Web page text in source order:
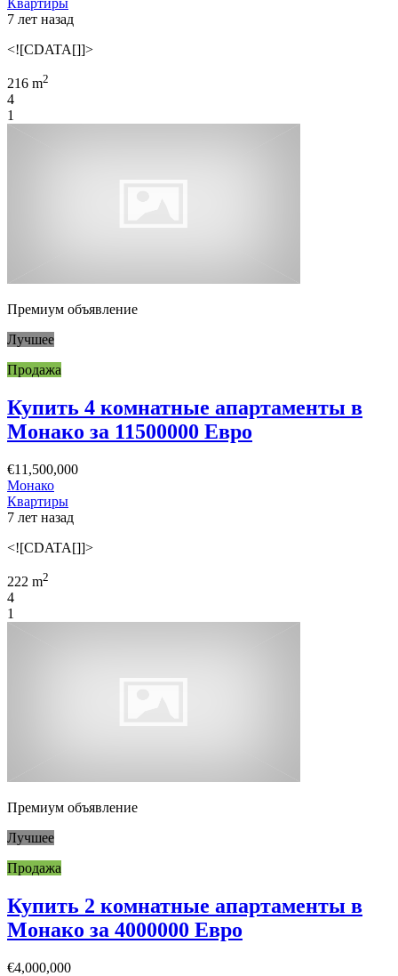
7 лет назад
<![CDATA[]]>
216 m2
4
1
Премиум объявление
Лучшее
Продажа
Купить 4 комнатные апартаменты в
Монако за 11500000 Евро
€11,500,000
Монако
Квартиры
7 лет назад
<![CDATA[]]>
222 m2
4
1
Премиум объявление
Лучшее
Продажа
Купить 2 комнатные апартаменты в
Монако за 4000000 Евро
€4,000,000